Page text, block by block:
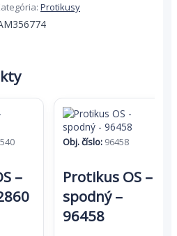
Protikusy
–
Obj. číslo: 96458
Protikus OS –
spodný –
96458